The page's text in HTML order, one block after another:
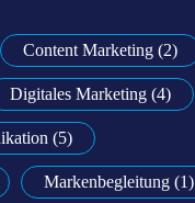
Content Marketing (2)
Digitales Marketing (4)
(5)
Markenbegleitung (1)